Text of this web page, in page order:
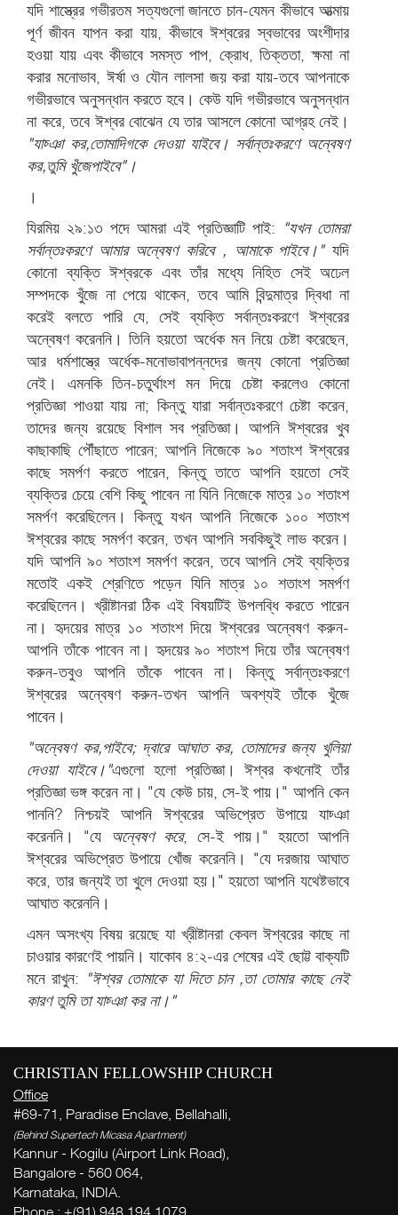
যদি শাস্ত্রের গভীরতম সত্যগুলো জানতে চান-যেমন কীভাবে আত্মায়
পূর্ণ জীবন যাপন করা যায়, কীভাবে ঈশ্বরের স্বভাবের অংশীদার
হওয়া যায় এবং কীভাবে সমস্ত পাপ, ক্রোধ, তিক্ততা, ক্ষমা না
করার মনোভাব, ঈর্ষা ও যৌন লালসা জয় করা যায়-তবে আপনাকে
গভীরভাবে অনুসন্ধান করতে হবে। কেউ যদি গভীরভাবে অনুসন্ধান
না করে, তবে ঈশ্বর বোঝেন যে তার আসলে কোনো আগ্রহ নেই।
"যাচ্ঞা কর,তোমাদিগকে দেওয়া যাইবে। সর্বান্তঃকরণে অন্বেষণ
কর,তুমি খুঁজেপাইবে"।
।
যিরমিয় ২৯:১৩ পদে আমরা এই প্রতিজ্ঞাটি পাই: "যখন তোমরা
সর্বান্তঃকরণে আমার অন্বেষণ করিবে , আমাকে পাইবে।"যদি
কোনো ব্যক্তি ঈশ্বরকে এবং তাঁর মধ্যে নিহিত সেই অঢেল
সম্পদকে খুঁজে না পেয়ে থাকেন, তবে আমি বিন্দুমাত্র দ্বিধা না
করেই বলতে পারি যে, সেই ব্যক্তি সর্বান্তঃকরণে ঈশ্বরের
অন্বেষণ করেননি। তিনি হয়তো অর্ধেক মন নিয়ে চেষ্টা করেছেন,
আর ধর্মশাস্ত্রে অর্ধেক-মনোভাবাপন্নদের জন্য কোনো প্রতিজ্ঞা
নেই। এমনকি তিন-চতুর্থাংশ মন দিয়ে চেষ্টা করলেও কোনো
প্রতিজ্ঞা পাওয়া যায় না; কিন্তু যারা সর্বান্তঃকরণে চেষ্টা করেন,
তাদের জন্য রয়েছে বিশাল সব প্রতিজ্ঞা। আপনি ঈশ্বরের খুব
কাছাকাছি পৌঁছাতে পারেন; আপনি নিজেকে ৯০ শতাংশ ঈশ্বরের
কাছে সমর্পণ করতে পারেন, কিন্তু তাতে আপনি হয়তো সেই
ব্যক্তির চেয়ে বেশি কিছু পাবেন না যিনি নিজেকে মাত্র ১০ শতাংশ
সমর্পণ করেছিলেন। কিন্তু যখন আপনি নিজেকে ১০০ শতাংশ
ঈশ্বরের কাছে সমর্পণ করেন, তখন আপনি সবকিছুই লাভ করেন।
যদি আপনি ৯০ শতাংশ সমর্পণ করেন, তবে আপনি সেই ব্যক্তির
মতোই একই শ্রেণিতে পড়েন যিনি মাত্র ১০ শতাংশ সমর্পণ
করেছিলেন। খ্রীষ্টানরা ঠিক এই বিষয়টিই উপলব্ধি করতে পারেন
না। হৃদয়ের মাত্র ১০ শতাংশ দিয়ে ঈশ্বরের অন্বেষণ করুন-
আপনি তাঁকে পাবেন না। হৃদয়ের ৯০ শতাংশ দিয়ে তাঁর অন্বেষণ
করুন-তবুও আপনি তাঁকে পাবেন না। কিন্তু সর্বান্তঃকরণে
ঈশ্বরের অন্বেষণ করুন-তখন আপনি অবশ্যই তাঁকে খুঁজে
পাবেন।
"অন্বেষণ কর,পাইবে; দ্বারে আঘাত কর, তোমাদের জন্য খুলিয়া
দেওয়া যাইবে।"এগুলো হলো প্রতিজ্ঞা। ঈশ্বর কখনোই তাঁর
প্রতিজ্ঞা ভঙ্গ করেন না। "যে কেউ চায়, সে-ই পায়।" আপনি কেন
পাননি? নিশ্চয়ই আপনি ঈশ্বরের অভিপ্রেত উপায়ে যাচ্ঞা
করেননি। "যে অন্বেষণ করে, সে-ই পায়।" হয়তো আপনি
ঈশ্বরের অভিপ্রেত উপায়ে খোঁজ করেননি। "যে দরজায় আঘাত
করে, তার জন্যই তা খুলে দেওয়া হয়।" হয়তো আপনি যথেষ্টভাবে
আঘাত করেননি।
এমন অসংখ্য বিষয় রয়েছে যা খ্রীষ্টানরা কেবল ঈশ্বরের কাছে না
চাওয়ার কারণেই পায়নি। যাকোব ৪:২-এর শেষের এই ছোট্ট বাক্যটি
মনে রাখুন: "ঈশ্বর তোমাকে যা দিতে চান ,তা তোমার কাছে নেই
কারণ তুমি তা যাচ্ঞা কর না।"
CHRISTIAN FELLOWSHIP CHURCH
Office
#69-71, Paradise Enclave, Bellahalli,
(Behind Supertech Micasa Apartment)
Kannur - Kogilu (Airport Link Road),
Bangalore - 560 064,
Karnataka, INDIA.
Phone : +(91) 948 194 1079